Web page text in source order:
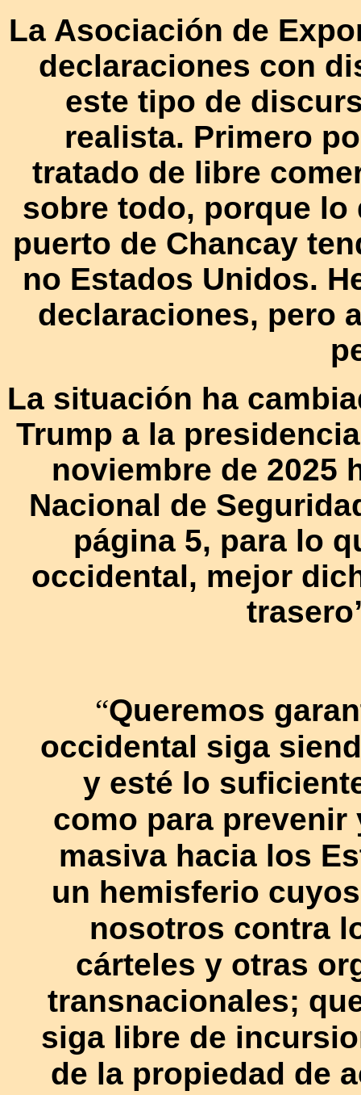
La Asociación de
declaraciones con
este tipo de
realista. Primero
tratado de libre
sobre todo, porque lo
puerto de Chancay
no Estados Unidos.
declaraciones, pero
La situación ha
Trump a la
noviembre de 2025
Nacional de
página 5, para lo
occidental, mejor
“Queremos
occidental siga
y esté lo
como para
masiva hacia los
un hemisferio
nosotros contra
cárteles y otras
transnacionales;
siga libre de
de la propiedad de